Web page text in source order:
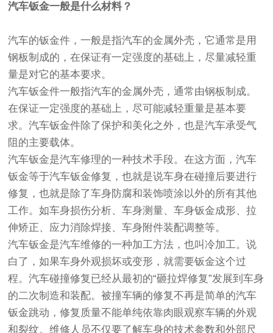
汽车钣金一般是什么材料？
汽车的钣金件，一般是指汽车的金属外壳，它通常是用
钢板制成的，在保证有一定强度的基础上，尽量减轻重
量是对它的基本要求。
汽车钣金件一般指汽车的金属外壳，通常由钢板制成。
在保证一定强度的基础上，尽可能减轻重量是基本要
求。汽车钣金件除了保护和美化之外，也是汽车承受气
阻的主要载体。
汽车钣金是汽车修理的一种技术手段。在这方面，汽车
钣金等于汽车钣金修复，也就是说车身在碰撞后要进行
修复，也就是除了车身防腐和装饰喷涂以外的所有其他
工作。如车身损伤分析、车身测量、车身钣金成形、拉
伸矫正、应力消除焊接、车身附件装配调整等。
汽车钣金是汽车维修的一种加工方法，也叫冷加工。说
白了，如果车身外观损坏或变形，就需要钣金这个过
程。汽车碰撞修复已经从最初的“砸拉焊修复”发展到车身
的二次制造和装配。被撞车辆的修复不再是简单的汽车
钣金跳动，修复质量不能单纯依靠肉眼观察车辆的外观
和裂纹。维修人员不仅要了解车身的技术参数和外部尺